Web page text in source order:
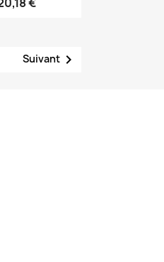
Suivant